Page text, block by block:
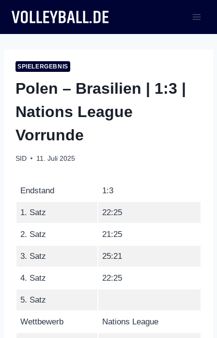
Inhalt
springen
SPIELERGEBNIS
Polen – Brasilien | 1:3 |
Nations League
Vorrunde
SID 11. Juli 2025
Endstand 1:3
1. Satz 22:25
2. Satz 21:25
3. Satz 25:21
4. Satz 22:25
5. Satz
Wettbewerb Nations League